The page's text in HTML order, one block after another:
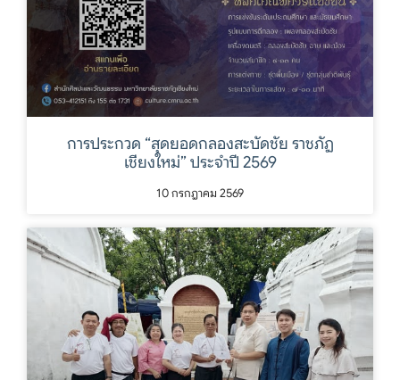
การประกวด “สุดยอดกลองสะบัดชัย ราชภัฏ
เชียงใหม่” ประจำปี 2569
10 กรกฎาคม 2569